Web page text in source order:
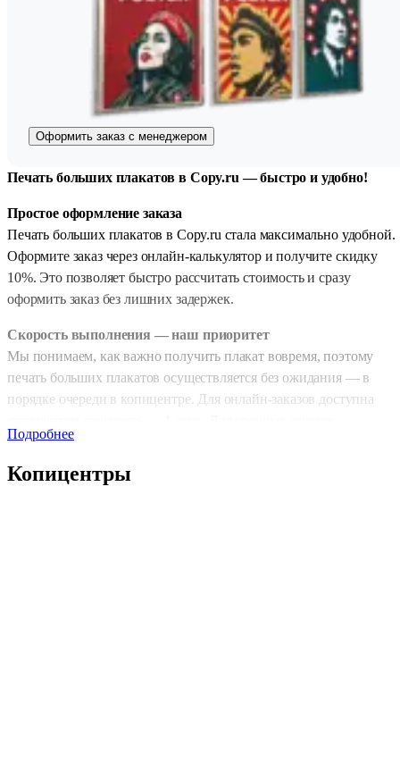
Оформить заказ с менеджером
Печать больших плакатов в Copy.ru — быстро и удобно!
Простое оформление заказа
Печать больших плакатов в Copy.ru стала максимально удобной.
Оформите заказ через онлайн-калькулятор и получите скидку
10%. Это позволяет быстро рассчитать стоимость и сразу
оформить заказ без лишних задержек.
Скорость выполнения — наш приоритет
Мы понимаем, как важно получить плакат вовремя, поэтому
печать больших плакатов осуществляется без ожидания — в
порядке очереди в копицентре. Для онлайн-заказов доступна
предусмотрена экспресс-печать, которая выполнится всего за 2–4
часа, что позволяет оперативно получить готовую продукцию.
Подробнее
Копицентры